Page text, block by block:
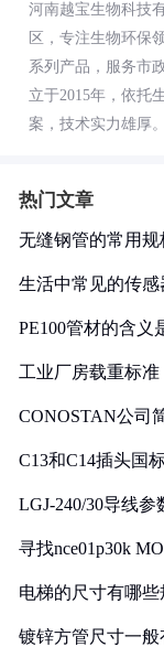
河南越宝生物科技
区，专注生物环保
系列产品，服务市
立于2015年，依托
案，技术实力雄厚。
热门文章
无缝钢管的常用规
生活中常见的传
PE100管材的含义
工业厂房载重标
CONOSTAN公司
C13和C14插头国
LGJ-240/30导线
寻找nce01p30k
电梯的尺寸有哪些
镀锌方管尺寸一般